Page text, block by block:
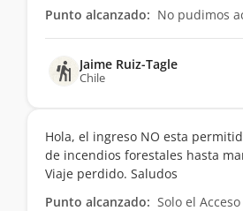
Punto alcanzado: No pudimos
Jaime Ruiz-Tagle
Chile
Hola, el ingreso NO esta
de incendios forestales hasta
Viaje perdido. Saludos
Punto alcanzado: Solo el